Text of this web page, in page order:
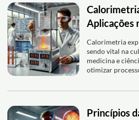
Aplicações
Calorimetria
sendo vital na
medicina e
otimizar
Princípios